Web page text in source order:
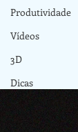
Produtividade
Vídeos
3D
Dicas